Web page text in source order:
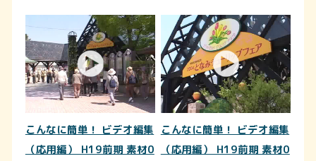
こんなに簡単！ ビデオ編集
（応用編） H19前期 素材0
こんなに簡単！ ビデオ編集
（応用編） H19前期 素材0